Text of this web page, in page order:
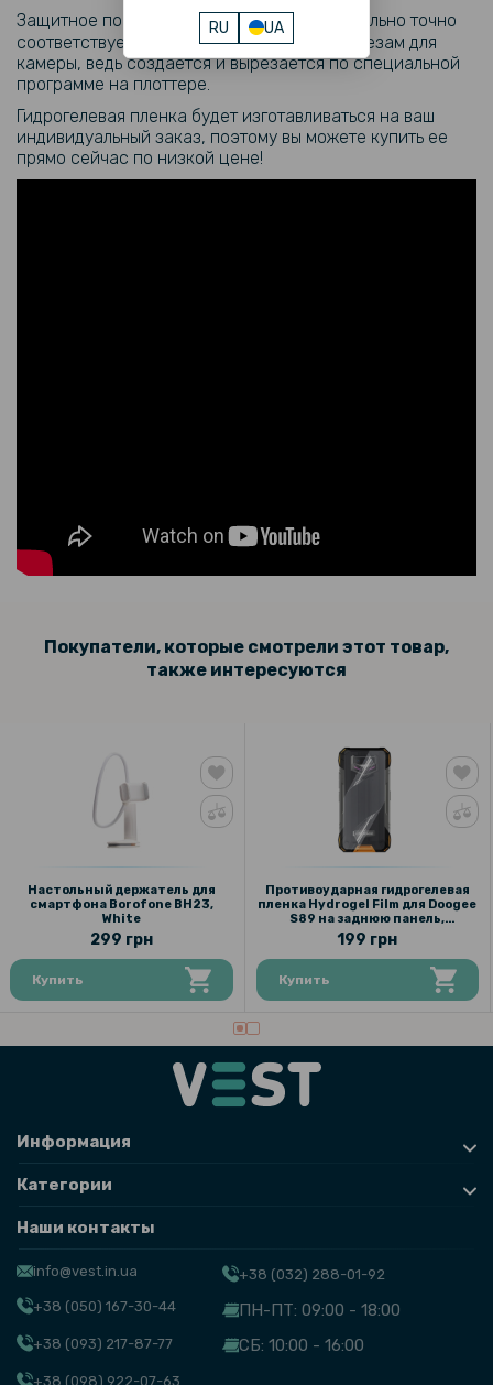
RU UA
Защитное покрытие дляFairphone 4
максимально точно
соответствует размерам поверхности, вырезам для
камеры, ведь создается и вырезается по специальной
программе на плоттере.
Гидрогелевая пленка будет изготавливаться на ваш
индивидуальный заказ, поэтому вы можете купить ее
прямо сейчас по низкой цене!
Покупатели, которые смотрели этот товар,
также интересуются
Настольный держатель для
смартфона Borofone BH23,
White
299 грн
Купить
Противоударная гидрогелевая
пленка Hydrogel Film для Doogee
S89 на заднюю панель,
Transparent
199 грн
Купить
Информация
Категории
Наши контакты
info@vest.in.ua
+38 (050) 167-30-44
+38 (093) 217-87-77
+38 (098) 922-07-63
+38 (032) 288-01-92
ПН-ПТ: 09:00 - 18:00
СБ: 10:00 - 16:00